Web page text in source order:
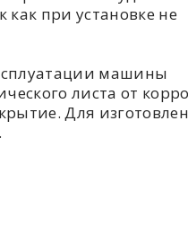
как при установке не
машины
листа от
Для